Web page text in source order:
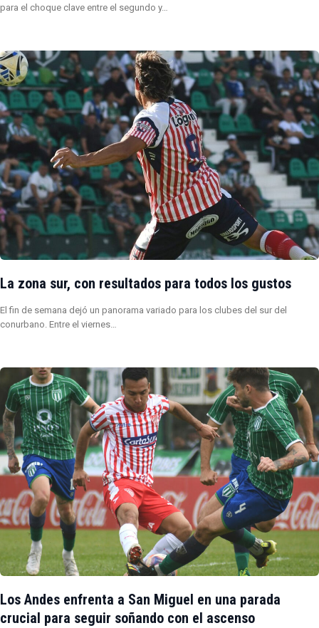
para el choque clave entre el segundo y…
La zona sur, con resultados para todos los gustos
El fin de semana dejó un panorama variado para los clubes del sur del
conurbano. Entre el viernes…
Los Andes enfrenta a San Miguel en una parada
crucial para seguir soñando con el ascenso